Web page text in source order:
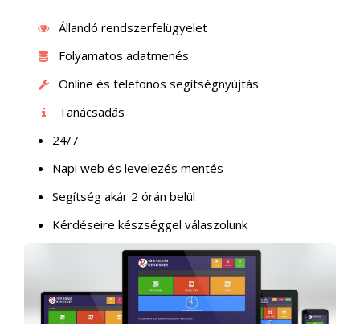
Állandó rendszerfelügyelet
Folyamatos adatmenés
Online és telefonos segítségnyújtás
Tanácsadás
24/7
Napi web és levelezés mentés
Segítség akár 2 órán belül
Kérdéseire készséggel válaszolunk